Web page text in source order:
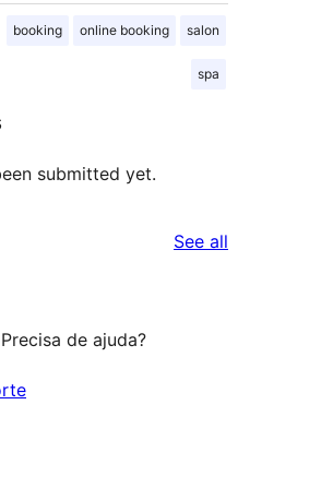
booking online booking salon
spa
submitted yet.
See all
de ajuda?